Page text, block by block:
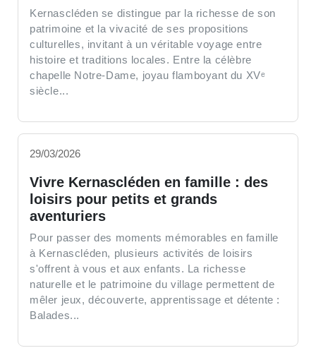
Kernascléden se distingue par la richesse de son
patrimoine et la vivacité de ses propositions
culturelles, invitant à un véritable voyage entre
histoire et traditions locales. Entre la célèbre
chapelle Notre-Dame, joyau flamboyant du XVᵉ
siècle...
29/03/2026
Vivre Kernascléden en famille : des
loisirs pour petits et grands
aventuriers
Pour passer des moments mémorables en famille
à Kernascléden, plusieurs activités de loisirs
s'offrent à vous et aux enfants. La richesse
naturelle et le patrimoine du village permettent de
mêler jeux, découverte, apprentissage et détente :
Balades...